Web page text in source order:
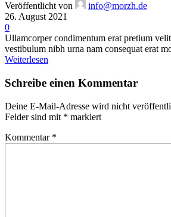
Veröffentlicht von
info@morzh.de
26. August 2021
0
Ullamcorper condimentum erat pretium
vestibulum nibh urna nam consequat erat
Weiterlesen
Schreibe einen Kommentar
Deine E-Mail-Adresse wird nicht
Felder sind mit * markiert
Kommentar *